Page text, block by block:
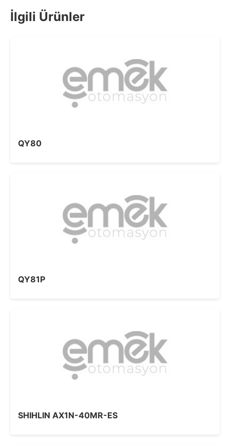
İlgili Ürünler
QY80
QY81P
SHIHLIN AX1N-40MR-ES